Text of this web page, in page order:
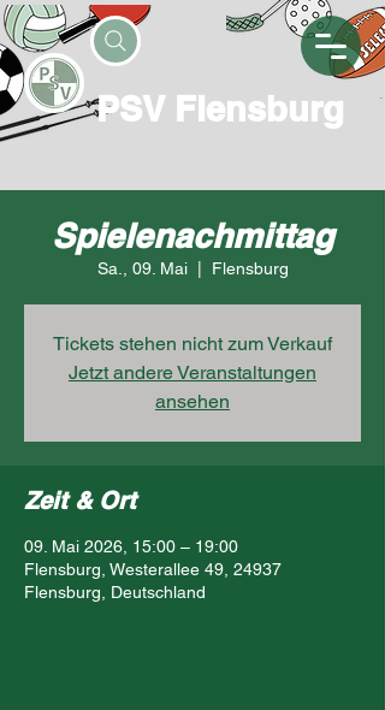
PSV Flensburg
Spielenachmittag
Sa., 09. Mai
  |
Flensburg
Tickets stehen nicht zum Verkauf
Jetzt andere Veranstaltungen
ansehen
Zeit & Ort
09. Mai 2026, 15:00 – 19:00
Flensburg, Westerallee 49, 24937
Flensburg, Deutschland